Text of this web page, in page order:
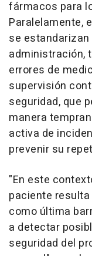
fármacos para
Paralelamente,
se
administración,
errores de
supervisión
seguridad, que
manera
activa de
prevenir su
"En este
paciente
como última
a detectar
seguridad del